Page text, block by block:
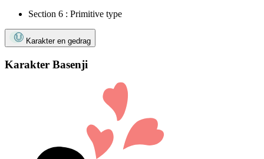
Section 6 : Primitive type
Karakter en gedrag
Karakter Basenji